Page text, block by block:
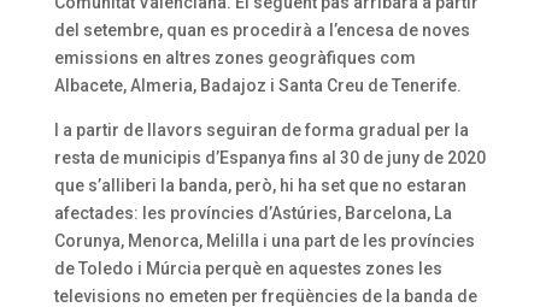
del setembre, quan es procedirà a l’encesa de noves
emissions en altres zones geogràfiques com
Albacete, Almeria, Badajoz i Santa Creu de Tenerife.
I a partir de llavors seguiran de forma gradual per la
resta de municipis d’Espanya fins al 30 de juny de 2020
que s’alliberi la banda, però, hi ha set que no estaran
afectades: les províncies d’Astúries, Barcelona, La
Corunya, Menorca, Melilla i una part de les províncies
de Toledo i Múrcia perquè en aquestes zones les
televisions no emeten per freqüències de la banda de